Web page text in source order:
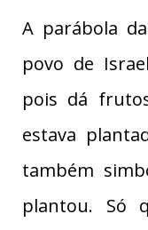
A parábola
povo de
pois dá
estava
também
plantou. Só